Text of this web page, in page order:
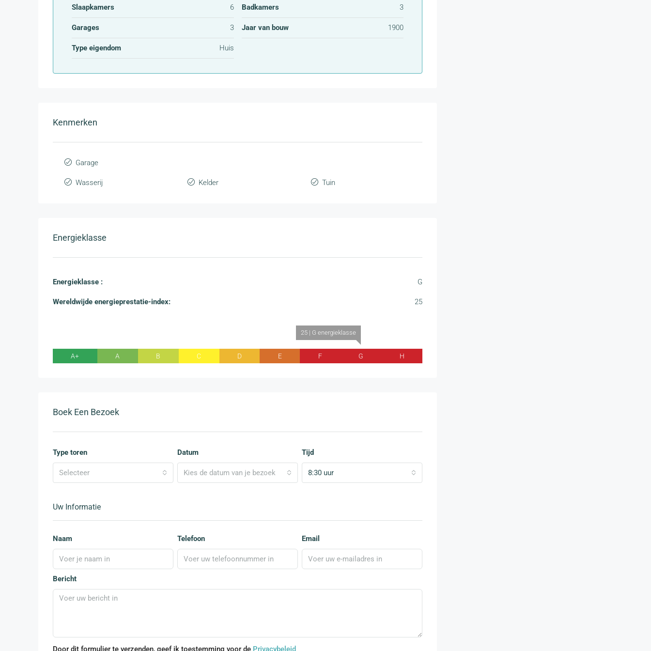
Slaapkamers 6 Badkamers 3
Garages 3 Jaar van bouw 1900
Type eigendom Huis
Kenmerken
Garage
Wasserij Kelder Tuin
Energieklasse
Energieklasse : G
Wereldwijde energieprestatie-index: 25
A+ A B C D E F
25 | G energieklasse
G H
Boek Een Bezoek
Type toren
Selecteer
Datum
Kies de datum van je bezoek
Tijd
8:30 uur
Uw Informatie
Naam Telefoon Email
Bericht
Door dit formulier te verzenden, geef ik toestemming voor de Privacybeleid